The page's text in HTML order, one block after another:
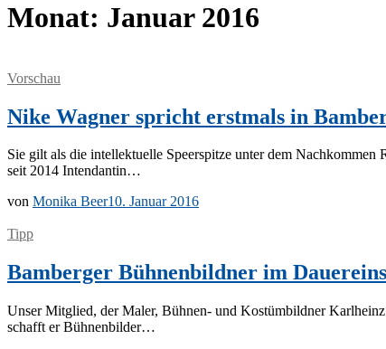
Monat: Januar 2016
Vorschau
Nike Wagner spricht erstmals in
Sie gilt als die in­tel­lek­tu­el­le Speer­spit­ze un­ter dem
seit 2014 Intendantin…
von Monika Beer10. Januar 2016
Tipp
Bamberger Bühnenbildner im
Un­ser Mit­glied, der Ma­ler, Büh­­nen- und Kos­tüm­bild­ner
schafft er Bühnenbilder…